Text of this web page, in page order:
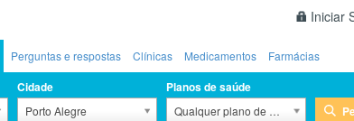
Iniciar
Perguntas e respostas Clínicas Medicamentos Farmácias
Cidade
Porto Alegre
Planos de saúde
Qualquer plano de saúde